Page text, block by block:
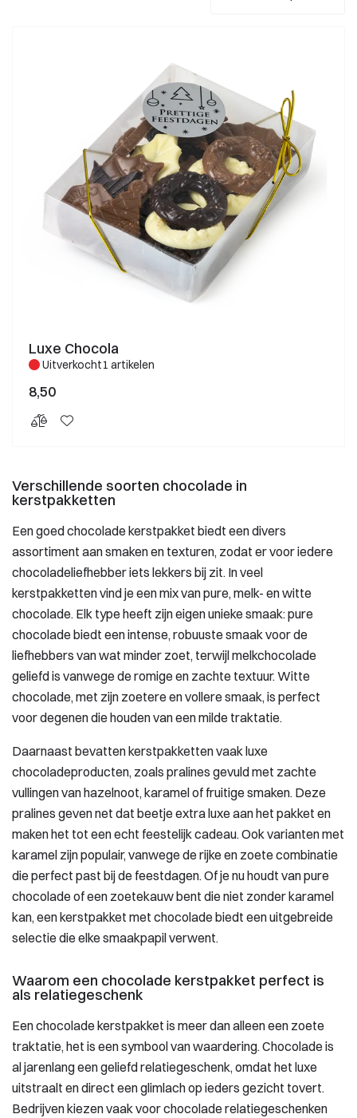
Luxe Chocola
Uitverkocht1 artikelen
8,50
Verschillende soorten chocolade in
kerstpakketten
Een goed chocolade kerstpakket biedt een divers
assortiment aan smaken en texturen, zodat er voor iedere
chocoladeliefhebber iets lekkers bij zit. In veel
kerstpakketten vind je een mix van pure, melk- en witte
chocolade. Elk type heeft zijn eigen unieke smaak: pure
chocolade biedt een intense, robuuste smaak voor de
liefhebbers van wat minder zoet, terwijl melkchocolade
geliefd is vanwege de romige en zachte textuur. Witte
chocolade, met zijn zoetere en vollere smaak, is perfect
voor degenen die houden van een milde traktatie.
Daarnaast bevatten kerstpakketten vaak luxe
chocoladeproducten, zoals pralines gevuld met zachte
vullingen van hazelnoot, karamel of fruitige smaken. Deze
pralines geven net dat beetje extra luxe aan het pakket en
maken het tot een echt feestelijk cadeau. Ook varianten met
karamel zijn populair, vanwege de rijke en zoete combinatie
die perfect past bij de feestdagen. Of je nu houdt van pure
chocolade of een zoetekauw bent die niet zonder karamel
kan, een kerstpakket met chocolade biedt een uitgebreide
selectie die elke smaakpapil verwent.
Waarom een chocolade kerstpakket perfect is
als relatiegeschenk
Een chocolade kerstpakket is meer dan alleen een zoete
traktatie, het is een symbool van waardering. Chocolade is
al jarenlang een geliefd relatiegeschenk, omdat het luxe
uitstraalt en direct een glimlach op ieders gezicht tovert.
Bedrijven kiezen vaak voor chocolade relatiegeschenken